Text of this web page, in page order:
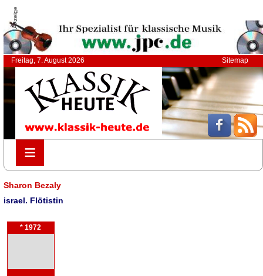
Anzeige
Freitag, 7. August 2026 Sitemap
≡
≡
Sharon Bezaly
israel. Flötistin
* 1972